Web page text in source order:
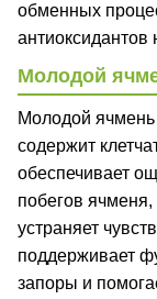
обменных
антиоксидантов
Молодой
Молодой ячмень
содержит
обеспечивает
побегов ячменя,
устраняет
поддерживает
запоры и